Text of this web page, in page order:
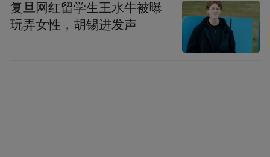
复旦网红留学生王水牛被曝
玩弄女性，胡锡进发声